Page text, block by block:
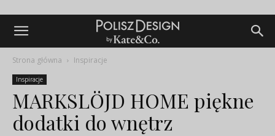
Strona główna Inspiracje
Inspiracje
MARKSLÖJD HOME piękne
dodatki do wnętrz